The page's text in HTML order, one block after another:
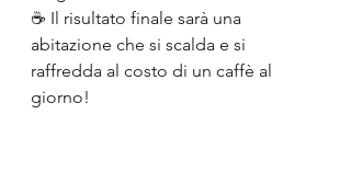
☕️ Il risultato finale sarà una
abitazione che si scalda e si
raffredda al costo di un caffè al
giorno!